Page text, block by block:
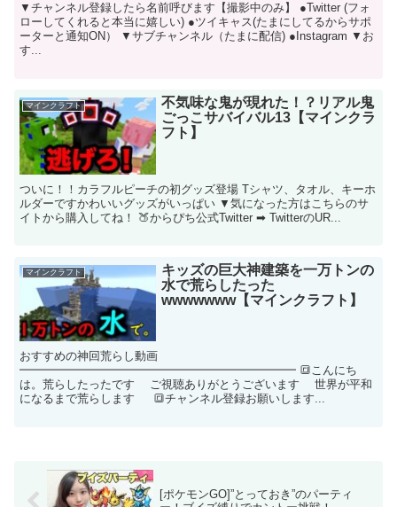
▼チャンネル登録したら名前呼びます【撮影中のみ】 ●Twitter (フォ
ローしてくれると本当に嬉しい) ●ツイキャス(たまにしてるからサポ
ーターと通知ON） ▼サブチャンネル（たまに配信) ●Instagram ▼お
す...
マインクラフト
不気味な鬼が現れた！？リアル鬼
ごっこサバイバル13【マインクラ
フト】
ついに！！カラフルピーチの初グッズ登場 Tシャツ、タオル、キーホ
ルダーですかわいいグッズがいっぱい ▼気になった方はこちらのサ
イトから購入してね！ 🍑からぴち公式Twitter ➡︎ TwitterのUR...
マインクラフト
キッズの巨大神建築を一万トンの
水で荒らしたった
wwwwwww【マインクラフト】
おすすめの神回荒らし動画
━━━━━━━━━━━━━━━━━━━━━━━━ 🔳こんにち
は。荒らしたったです ご視聴ありがとうございます 世界が平和
になるまで荒らします 🔳チャンネル登録お願いします...
[ポケモンGO]”とっておき”のパーティ